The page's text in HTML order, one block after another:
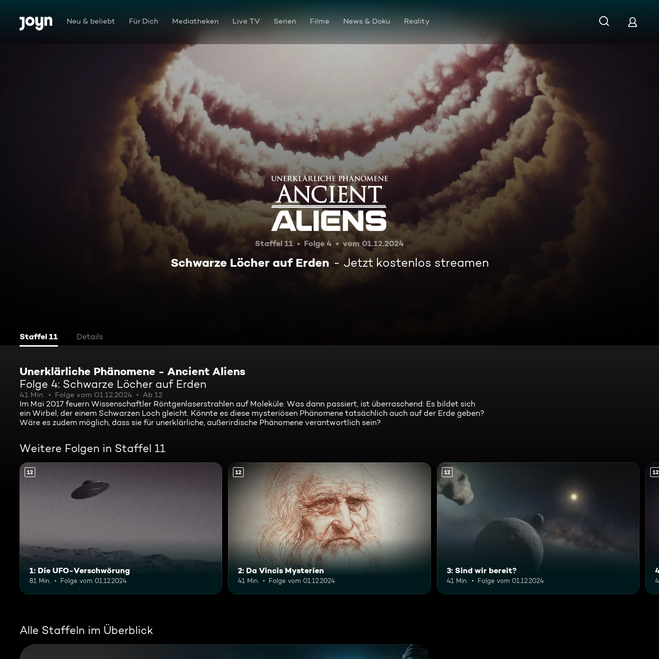
Zum Inhalt springen
Barrierefrei Neu & beliebt Für Dich Mediatheken Live TV Serien Filme News & Doku Reality
Schwarze Löcher auf Erden
Staffel 11 Folge 4 vom 01.12.2024
Schwarze Löcher auf Erden Jetzt kostenlos streamen
Staffel 11 Details
Unerklärliche Phänomene - Ancient Aliens
Folge 4: Schwarze Löcher auf Erden
41 Min. Folge vom 01.12.2024 Ab 12
Im Mai 2017 feuern Wissenschaftler Röntgenlaserstrahlen auf Moleküle. Was dann passiert, ist überraschend: Es bildet sich
ein Wirbel, der einem Schwarzen Loch gleicht. Könnte es diese mysteriösen Phänomene tatsächlich auch auf der Erde geben?
Wäre es zudem möglich, dass sie für unerklärliche, außerirdische Phänomene verantwortlich sein?
Weitere Folgen in Staffel 11
12
1: Die UFO-Verschwörung
81 Min. Folge vom 01.12.2024
12
2: Da Vincis Mysterien
41 Min. Folge vom 01.12.2024
12
3: Sind wir bereit?
41 Min. Folge vom 01.12.2024
12
Alle Staffeln im Überblick